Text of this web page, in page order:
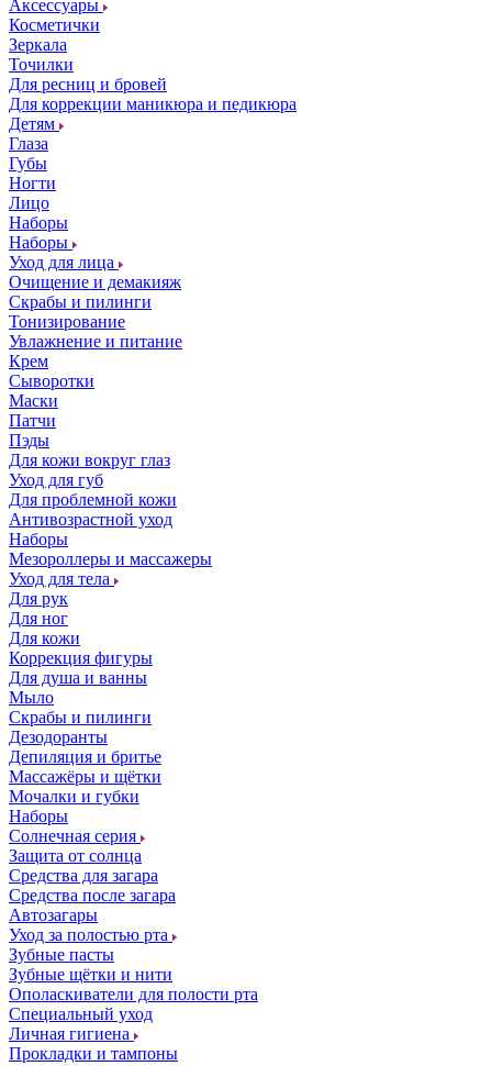
Аксессуары
Косметички
Зеркала
Точилки
Для ресниц и бровей
Для коррекции маникюра и педикюра
Детям
Глаза
Губы
Ногти
Лицо
Наборы
Наборы
Уход для лица
Очищение и демакияж
Скрабы и пилинги
Тонизирование
Увлажнение и питание
Крем
Сыворотки
Маски
Патчи
Пэды
Для кожи вокруг глаз
Уход для губ
Для проблемной кожи
Антивозрастной уход
Наборы
Мезороллеры и массажеры
Уход для тела
Для рук
Для ног
Для кожи
Коррекция фигуры
Для душа и ванны
Мыло
Скрабы и пилинги
Дезодоранты
Депиляция и бритье
Массажёры и щётки
Мочалки и губки
Наборы
Солнечная серия
Защита от солнца
Средства для загара
Средства после загара
Автозагары
Уход за полостью рта
Зубные пасты
Зубные щётки и нити
Ополаскиватели для полости рта
Специальный уход
Личная гигиена
Прокладки и тампоны